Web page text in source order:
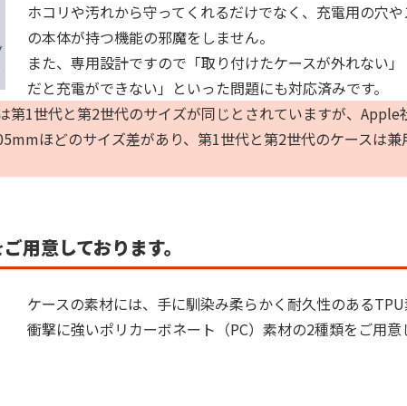
ホコリや汚れから守ってくれるだけでなく、充電用の穴
の本体が持つ機能の邪魔をしません。
また、専用設計ですので「取り付けたケースが外れない
だと充電ができない」といった問題にも対応済みです。
1世代と第2世代のサイズが同じとされていますが、Apple
ほどのサイズ差があり、第1世代と第2世代のケースは
用意しております。
ケースの素材には、手に馴染み柔らかく耐久性のある
衝撃に強いポリカーボネート（PC）素材の2種類をご用意